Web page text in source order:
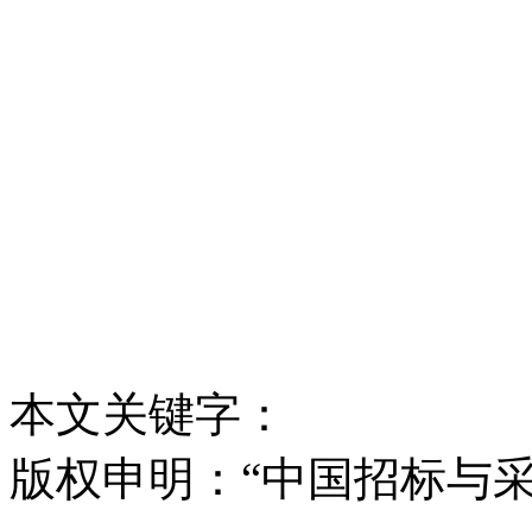
本文关键字：
版权申明：“中国招标与